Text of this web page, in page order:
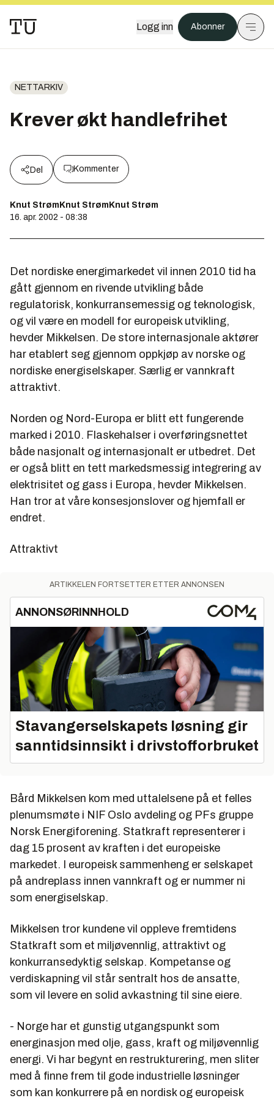
Logg inn Abonner
NETTARKIV
Krever økt handlefrihet
Del Kommenter
Knut StrømKnut StrømKnut Strøm
16. apr. 2002 - 08:38
Det nordiske energimarkedet vil innen 2010 tid ha
gått gjennom en rivende utvikling både
regulatorisk, konkurransemessig og teknologisk,
og vil være en modell for europeisk utvikling,
hevder Mikkelsen. De store internasjonale aktører
har etablert seg gjennom oppkjøp av norske og
nordiske energiselskaper. Særlig er vannkraft
attraktivt.
Norden og Nord-Europa er blitt ett fungerende
marked i 2010. Flaskehalser i overføringsnettet
både nasjonalt og internasjonalt er utbedret. Det
er også blitt en tett markedsmessig integrering av
elektrisitet og gass i Europa, hevder Mikkelsen.
Han tror at våre konsesjonslover og hjemfall er
endret.
Attraktivt
ARTIKKELEN FORTSETTER ETTER ANNONSEN
ANNONSØRINNHOLD
Stavangerselskapets løsning gir
sanntidsinnsikt i drivstofforbruket
Bård Mikkelsen kom med uttalelsene på et felles
plenumsmøte i NIF Oslo avdeling og PFs gruppe
Norsk Energiforening. Statkraft representerer i
dag 15 prosent av kraften i det europeiske
markedet. I europeisk sammenheng er selskapet
på andreplass innen vannkraft og er nummer ni
som energiselskap.
Mikkelsen tror kundene vil oppleve fremtidens
Statkraft som et miljøvennlig, attraktivt og
konkurransedyktig selskap. Kompetanse og
verdiskapning vil står sentralt hos de ansatte,
som vil levere en solid avkastning til sine eiere.
- Norge har et gunstig utgangspunkt som
energinasjon med olje, gass, kraft og miljøvennlig
energi. Vi har begynt en restrukturering, men sliter
med å finne frem til gode industrielle løsninger
som kan konkurrere på en nordisk og europeisk